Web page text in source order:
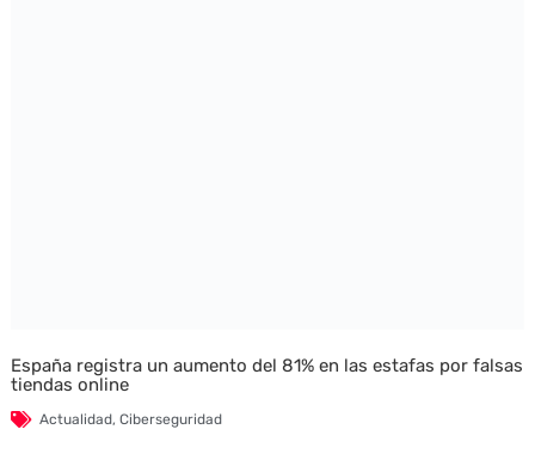
España registra un aumento del 81% en las estafas por falsas
tiendas online
Actualidad, Ciberseguridad